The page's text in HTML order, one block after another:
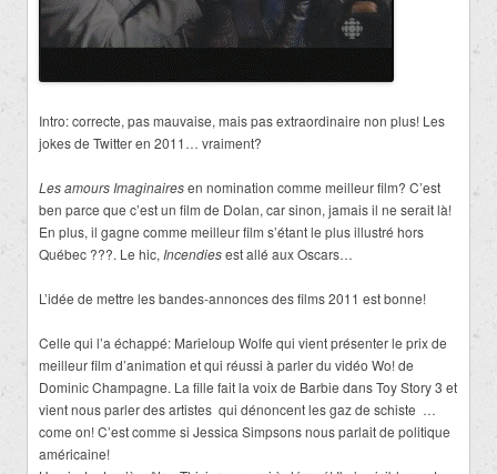
Intro: correcte, pas mauvaise, mais pas extraordinaire non plus! Les
jokes de Twitter en 2011… vraiment?
Les amours Imaginairesen nomination comme meilleur film? C’est
ben parce que c’est un film de Dolan, car sinon, jamais il ne serait là!
En plus, il gagne comme meilleur film s’étant le plus illustré hors
Québec ???. Le hic, Incendiesest allé aux Oscars…
L’idée de mettre les bandes-annonces des films 2011 est bonne!
Celle qui l’a échappé: Marieloup Wolfe qui vient présenter le prix de
meilleur film d’animation et qui réussi à parler du vidéo Wo! de
Dominic Champagne. La fille fait la voix de Barbie dans Toy Story 3 et
vient nous parler des artistes qui dénoncent les gaz de schiste …
come on! C’est comme si Jessica Simpsons nous parlait de politique
américaine!